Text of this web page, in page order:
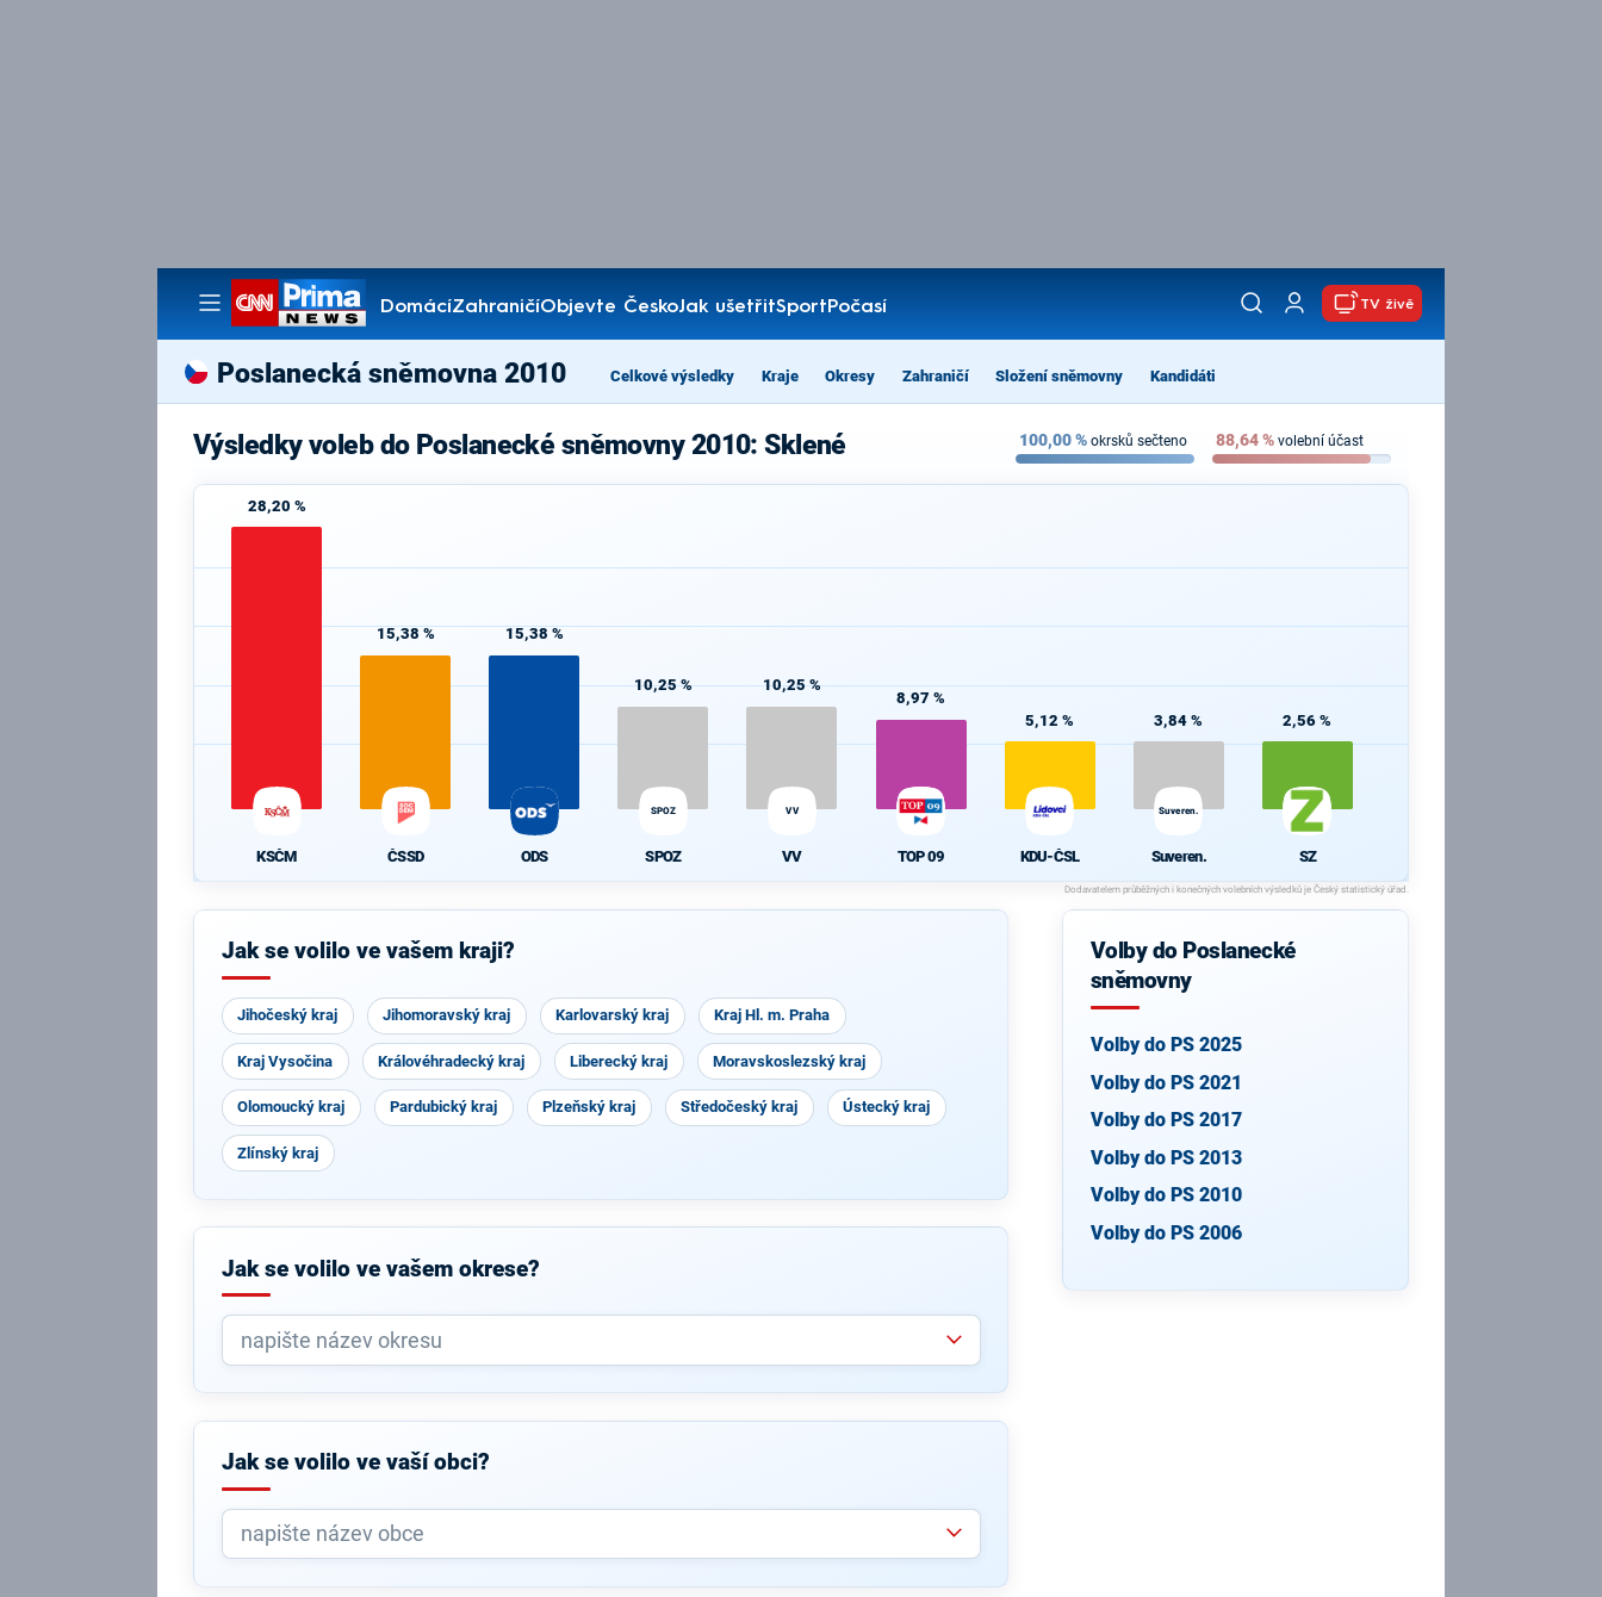
DomácíZahraničíObjevte ČeskoJak ušetřitSportPočasí
Pořady
TV živě
Poslanecká sněmovna 2010 Celkové výsledky Kraje Okresy Zahraničí Složení sněmovny Kandidáti
Výsledky voleb do Poslanecké sněmovny 2010: Sklené 100,00% okrsků sečteno 88,64% volební účast
28,20 %
KSČM
15,38 %
ČSSD
15,38 %
ODS
10,25 %
SPOZ
SPOZ
10,25 %
VV
VV
8,97 %
TOP 09
5,12 %
KDU-ČSL
3,84 %
Suveren.
Suveren.
2,56 %
SZ
Jak se volilo ve vašem kraji?
Jihočeský kraj Jihomoravský kraj Karlovarský kraj Kraj Hl. m. Praha
Kraj Vysočina Královéhradecký kraj Liberecký kraj Moravskoslezský kraj
Olomoucký kraj Pardubický kraj Plzeňský kraj Středočeský kraj Ústecký kraj
Zlínský kraj
Jak se volilo ve vašem okrese?
Jak se volilo ve vaší obci?
Volby do Poslanecké
sněmovny
Volby do PS 2025
Volby do PS 2021
Volby do PS 2017
Volby do PS 2013
Volby do PS 2010
Volby do PS 2006